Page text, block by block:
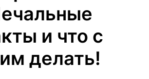
и что с
делать!